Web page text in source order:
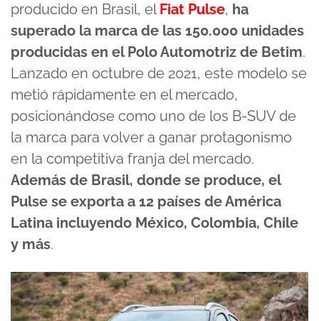
producido en Brasil, elFiat Pulse, ha
superado la marca de las 150.000 unidades
producidas en el Polo Automotriz de Betim.
Lanzado en octubre de 2021, este modelo se
metió rápidamente en el mercado,
posicionándose como uno de los B-SUV de
la marca para volver a ganar protagonismo
en la competitiva franja del mercado.
Además de Brasil, donde se produce, el
Pulse se exporta a 12 países de América
Latina incluyendo México, Colombia, Chile
y más.